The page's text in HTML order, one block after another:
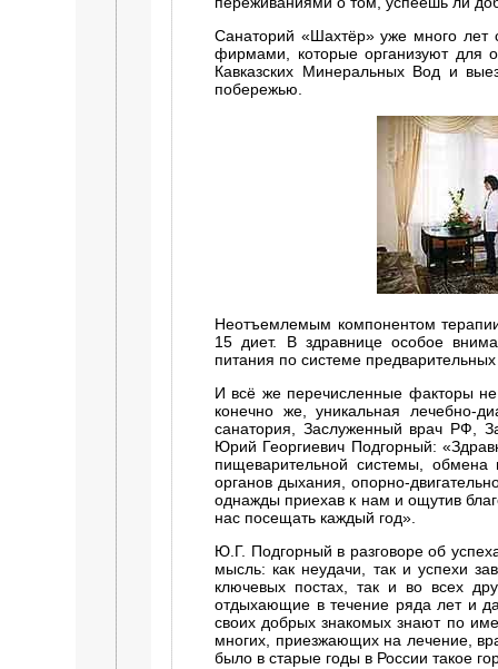
Санаторий «Шахтёр» уже много лет
фирмами, которые организуют для
Кавказских Минеральных Вод и
побережью.
Неотъемлемым компонентом
15 диет. В здравнице особое
питания по системе
И всё же перечисленные факторы
конечно же, уникальная лечебно-
санатория, Заслуженный врач РФ,
Юрий Георгиевич Подгорный:
пищеварительной системы, обмена
органов дыхания, опорно-
однажды приехав к нам и ощутив
нас посещать каждый год».
Ю.Г. Подгорный в разговоре об
мысль: как неудачи, так и успехи
ключевых постах, так и во всех
отдыхающие в течение ряда лет и
своих добрых знакомых знают по
многих, приезжающих на лечение,
было в старые годы в России такое